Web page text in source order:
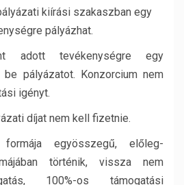
kiírási szakaszban egy
pályázhat.
adott tevékenységre egy
pályázatot. Konzorcium nem
igényt.
díjat nem kell fizetnie.
egyösszegű, előleg-
történik, vissza nem
100%-os támogatási